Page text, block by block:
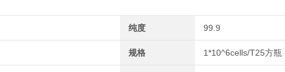
纯度 99.9
规格 1*10^6cells/T25方瓶